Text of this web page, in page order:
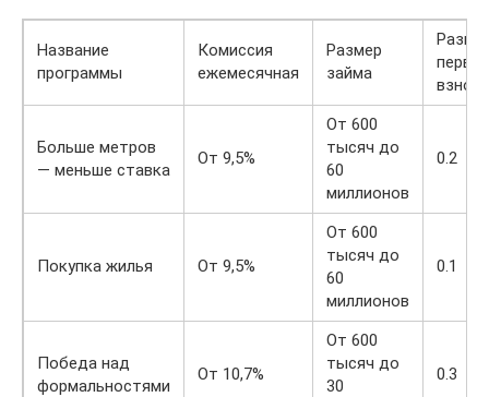
Название
программы
Комиссия
ежемесячная
Размер
займа
взноса
Больше метров
— меньше ставка
От 9,5%
От 600
тысяч до
60
миллионов
0.2
Покупка жилья От 9,5%
От 600
тысяч до
60
миллионов
0.1
Победа над
формальностями
От 10,7%
От 600
тысяч до
30
0.3